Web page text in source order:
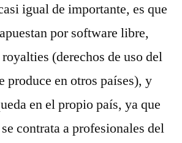
igual de importante, es que
por software libre,
(derechos de uso del
produce en otros países), y
en el propio país, ya que
contrata a profesionales del